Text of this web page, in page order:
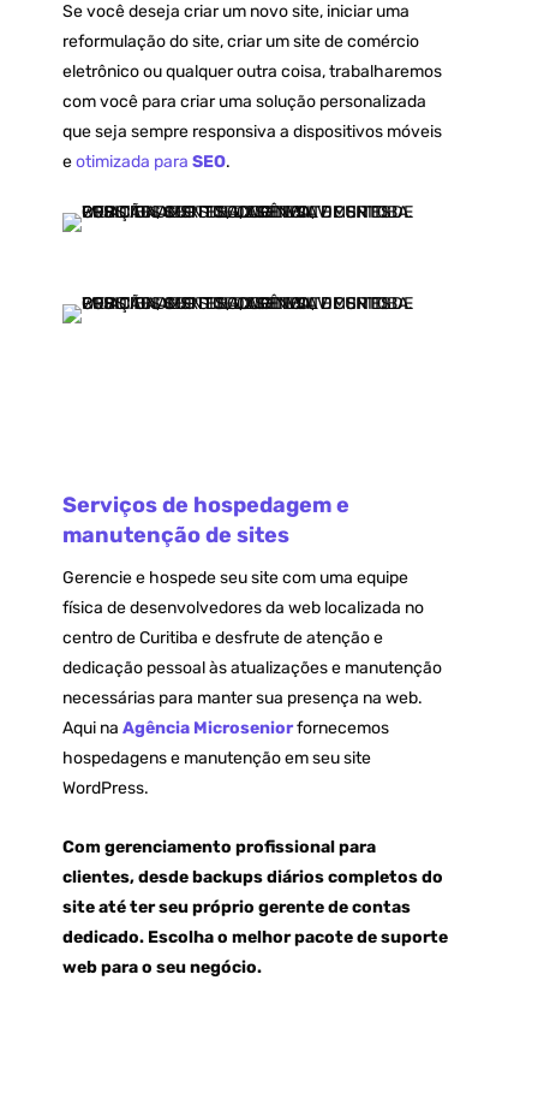
Se você deseja criar um novo site, iniciar uma
reformulação do site, criar um site de comércio
eletrônico ou qualquer outra coisa, trabalharemos
com você para criar uma solução personalizada
que seja sempre responsiva a dispositivos móveis
eotimizada para SEO.
Serviços de hospedagem e
manutenção de sites
Gerencie e hospede seu site com uma equipe
física de desenvolvedores da web localizada no
centro de Curitiba e desfrute de atenção e
dedicação pessoal às atualizações e manutenção
necessárias para manter sua presença na web.
Aqui na Agência Microseniorfornecemos
hospedagens e manutenção em seu site
WordPress.
Com gerenciamento profissional para
clientes, desde backups diários completos do
site até ter seu próprio gerente de contas
dedicado. Escolha o melhor pacote de suporte
web para o seu negócio.